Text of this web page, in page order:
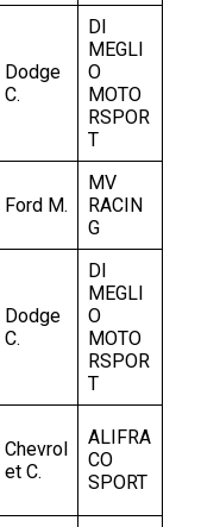
Dodge
C.
DI
MEGLI
O
MOTO
RSPOR
T
Ford M.
MV
RACIN
G
Dodge
C.
DI
MEGLI
O
MOTO
RSPOR
T
Chevrol
et C.
ALIFRA
CO
SPORT